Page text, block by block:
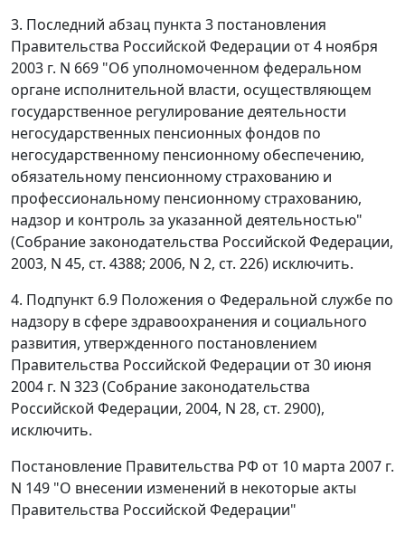
3. Последний абзац пункта 3 постановления
Правительства Российской Федерации от 4 ноября
2003 г. N 669 "Об уполномоченном федеральном
органе исполнительной власти, осуществляющем
государственное регулирование деятельности
негосударственных пенсионных фондов по
негосударственному пенсионному обеспечению,
обязательному пенсионному страхованию и
профессиональному пенсионному страхованию,
надзор и контроль за указанной деятельностью"
(Собрание законодательства Российской Федерации,
2003, N 45, ст. 4388; 2006, N 2, ст. 226) исключить.
4. Подпункт 6.9 Положения о Федеральной службе по
надзору в сфере здравоохранения и социального
развития, утвержденного постановлением
Правительства Российской Федерации от 30 июня
2004 г. N 323 (Собрание законодательства
Российской Федерации, 2004, N 28, ст. 2900),
исключить.
Постановление Правительства РФ от 10 марта 2007 г.
N 149 "О внесении изменений в некоторые акты
Правительства Российской Федерации"